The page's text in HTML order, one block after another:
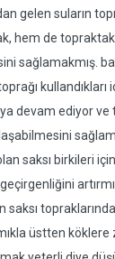
gelen suların
hem de
sağlamakmış.
kullandıkları
devam ediyor ve
saksı birkileri
saksı
üstten